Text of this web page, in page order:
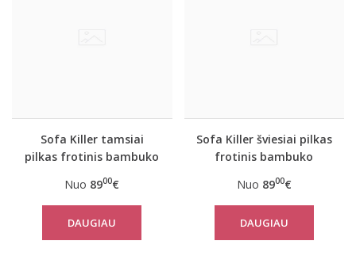
Sofa Killer tamsiai
pilkas frotinis bambuko
Nuo 8900€
DAUGIAU
Sofa Killer šviesiai pilkas
frotinis bambuko
Nuo 8900€
DAUGIAU